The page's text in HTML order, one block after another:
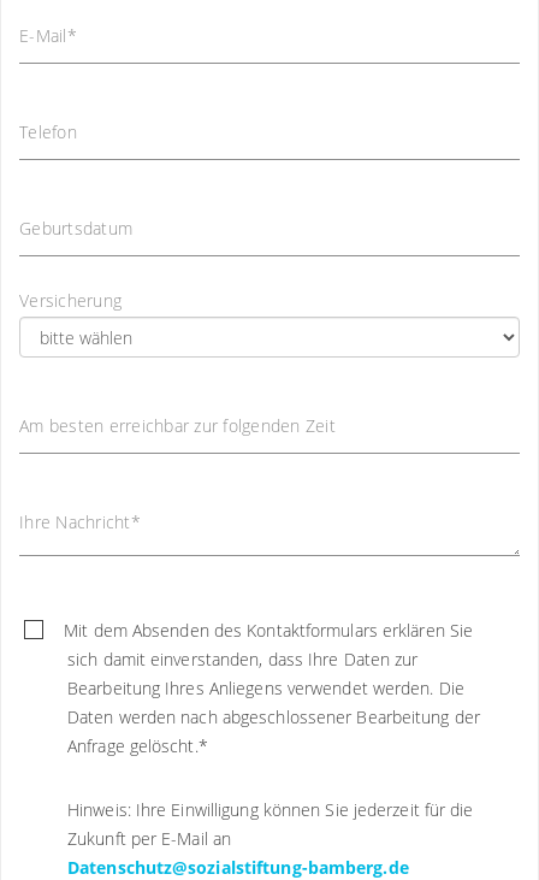
E-Mail*
Telefon
Geburtsdatum
Versicherung
Am besten erreichbar zur folgenden Zeit
Ihre Nachricht*
Mit dem Absenden des Kontaktformulars erklären Sie
sich damit einverstanden, dass Ihre Daten zur
Bearbeitung Ihres Anliegens verwendet werden. Die
Daten werden nach abgeschlossener Bearbeitung der
Anfrage gelöscht.*
Hinweis: Ihre Einwilligung können Sie jederzeit für die
Zukunft per E-Mail an
Datenschutz@sozialstiftung-bamberg.de